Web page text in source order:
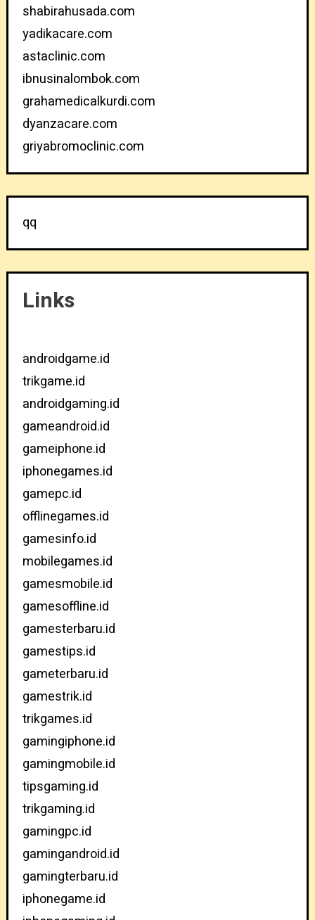
shabirahusada.com
yadikacare.com
astaclinic.com
ibnusinalombok.com
grahamedicalkurdi.com
dyanzacare.com
griyabromoclinic.com
qq
Links
androidgame.id
trikgame.id
androidgaming.id
gameandroid.id
gameiphone.id
iphonegames.id
gamepc.id
offlinegames.id
gamesinfo.id
mobilegames.id
gamesmobile.id
gamesoffline.id
gamesterbaru.id
gamestips.id
gameterbaru.id
gamestrik.id
trikgames.id
gamingiphone.id
gamingmobile.id
tipsgaming.id
trikgaming.id
gamingpc.id
gamingandroid.id
gamingterbaru.id
iphonegame.id